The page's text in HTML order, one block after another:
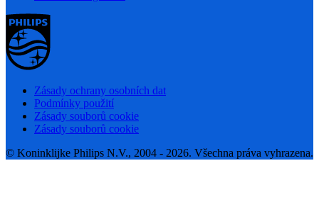
Zásady ochrany osobních dat
Podmínky použití
Zásady souborů cookie
Zásady souborů cookie
© Koninklijke Philips N.V., 2004 - 2026. Všechna práva vyhrazena.